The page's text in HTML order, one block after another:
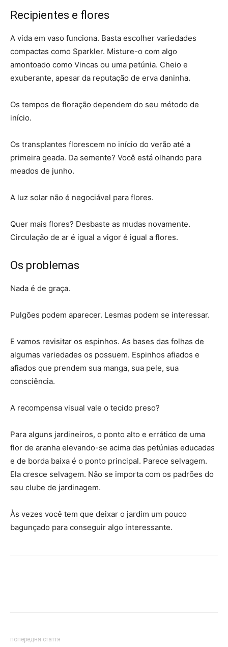
Recipientes e flores
A vida em vaso funciona. Basta escolher variedades
compactas como Sparkler. Misture-o com algo
amontoado como Vincas ou uma petúnia. Cheio e
exuberante, apesar da reputação de erva daninha.
Os tempos de floração dependem do seu método de
início.
Os transplantes florescem no início do verão até a
primeira geada. Da semente? Você está olhando para
meados de junho.
A luz solar não é negociável para flores.
Quer mais flores? Desbaste as mudas novamente.
Circulação de ar é igual a vigor é igual a flores.
Os problemas
Nada é de graça.
Pulgões podem aparecer. Lesmas podem se interessar.
E vamos revisitar os espinhos. As bases das folhas de
algumas variedades os possuem. Espinhos afiados e
afiados que prendem sua manga, sua pele, sua
consciência.
A recompensa visual vale o tecido preso?
Para alguns jardineiros, o ponto alto e errático de uma
flor de aranha elevando-se acima das petúnias educadas
e de borda baixa é o ponto principal. Parece selvagem.
Ela cresce selvagem. Não se importa com os padrões do
seu clube de jardinagem.
Às vezes você tem que deixar o jardim um pouco
bagunçado para conseguir algo interessante.
попередня стаття